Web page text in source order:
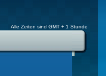
Alle Zeiten sind GMT + 1 Stunde